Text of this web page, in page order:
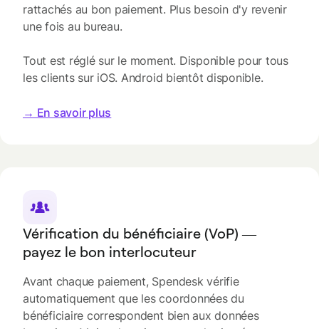
rattachés au bon paiement. Plus besoin d'y revenir
une fois au bureau.
Tout est réglé sur le moment. Disponible pour tous
les clients sur iOS. Android bientôt disponible.
→ En savoir plus
Vérification du bénéficiaire (VoP) —
payez le bon interlocuteur
Avant chaque paiement, Spendesk vérifie
automatiquement que les coordonnées du
bénéficiaire correspondent bien aux données